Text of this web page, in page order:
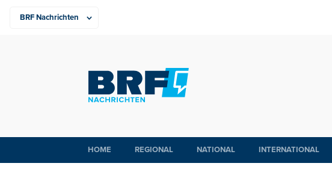
HOME REGIONAL NATIONAL INTERNATIONAL